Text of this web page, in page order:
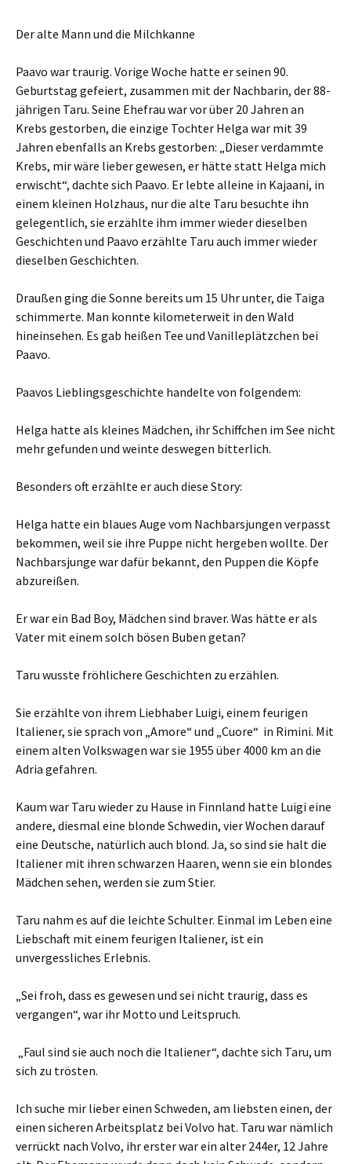
Der alte Mann und die Milchkanne
Paavo war traurig. Vorige Woche hatte er seinen 90.
Geburtstag gefeiert, zusammen mit der Nachbarin, der 88-
jährigen Taru. Seine Ehefrau war vor über 20 Jahren an
Krebs gestorben, die einzige Tochter Helga war mit 39
Jahren ebenfalls an Krebs gestorben: „Dieser verdammte
Krebs, mir wäre lieber gewesen, er hätte statt Helga mich
erwischt“, dachte sich Paavo. Er lebte alleine in Kajaani, in
einem kleinen Holzhaus, nur die alte Taru besuchte ihn
gelegentlich, sie erzählte ihm immer wieder dieselben
Geschichten und Paavo erzählte Taru auch immer wieder
dieselben Geschichten.
Draußen ging die Sonne bereits um 15 Uhr unter, die Taiga
schimmerte. Man konnte kilometerweit in den Wald
hineinsehen. Es gab heißen Tee und Vanilleplätzchen bei
Paavo.
Paavos Lieblingsgeschichte handelte von folgendem:
Helga hatte als kleines Mädchen, ihr Schiffchen im See nicht
mehr gefunden und weinte deswegen bitterlich.
Besonders oft erzählte er auch diese Story:
Helga hatte ein blaues Auge vom Nachbarsjungen verpasst
bekommen, weil sie ihre Puppe nicht hergeben wollte. Der
Nachbarsjunge war dafür bekannt, den Puppen die Köpfe
abzureißen.
Er war ein Bad Boy, Mädchen sind braver. Was hätte er als
Vater mit einem solch bösen Buben getan?
Taru wusste fröhlichere Geschichten zu erzählen.
Sie erzählte von ihrem Liebhaber Luigi, einem feurigen
Italiener, sie sprach von „Amore“ und „Cuore“ in Rimini. Mit
einem alten Volkswagen war sie 1955 über 4000 km an die
Adria gefahren.
Kaum war Taru wieder zu Hause in Finnland hatte Luigi eine
andere, diesmal eine blonde Schwedin, vier Wochen darauf
eine Deutsche, natürlich auch blond. Ja, so sind sie halt die
Italiener mit ihren schwarzen Haaren, wenn sie ein blondes
Mädchen sehen, werden sie zum Stier.
Taru nahm es auf die leichte Schulter. Einmal im Leben eine
Liebschaft mit einem feurigen Italiener, ist ein
unvergessliches Erlebnis.
„Sei froh, dass es gewesen und sei nicht traurig, dass es
vergangen“, war ihr Motto und Leitspruch.
„Faul sind sie auch noch die Italiener“, dachte sich Taru, um
sich zu trösten.
Ich suche mir lieber einen Schweden, am liebsten einen, der
einen sicheren Arbeitsplatz bei Volvo hat. Taru war nämlich
verrückt nach Volvo, ihr erster war ein alter 244er, 12 Jahre